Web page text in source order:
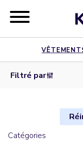
Filtré par
Catégories